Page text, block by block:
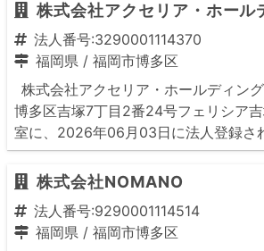
株式会社アクセリア・ホール
法人番号:3290001114370
福岡県 / 福岡市博多区
株式会社アクセリア・ホールディン
博多区吉塚7丁目2番24号フェリシア
室に、2026年06月03日に法人登録さ
株式会社NOMANO
法人番号:9290001114514
福岡県 / 福岡市博多区